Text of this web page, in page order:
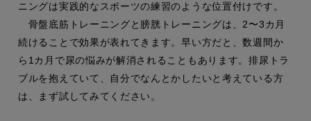
ニングは実践的なスポーツの練習のような位置付けです。
骨盤底筋トレーニングと膀胱トレーニングは、2〜3カ月
続けることで効果が表れてきます。早い方だと、数週間か
ら1カ月で尿の悩みが解消されることもあります。排尿トラ
ブルを抱えていて、自分でなんとかしたいと考えている方
は、まず試してみてください。